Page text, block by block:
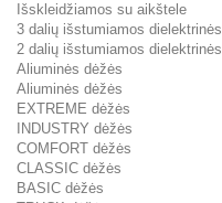
Išskleidžiamos su aikštele
3 dalių išstumiamos dielektrinės
2 dalių išstumiamos dielektrinės
Aliuminės dėžės
Aliuminės dėžės
EXTREME dėžės
INDUSTRY dėžės
COMFORT dėžės
CLASSIC dėžės
BASIC dėžės